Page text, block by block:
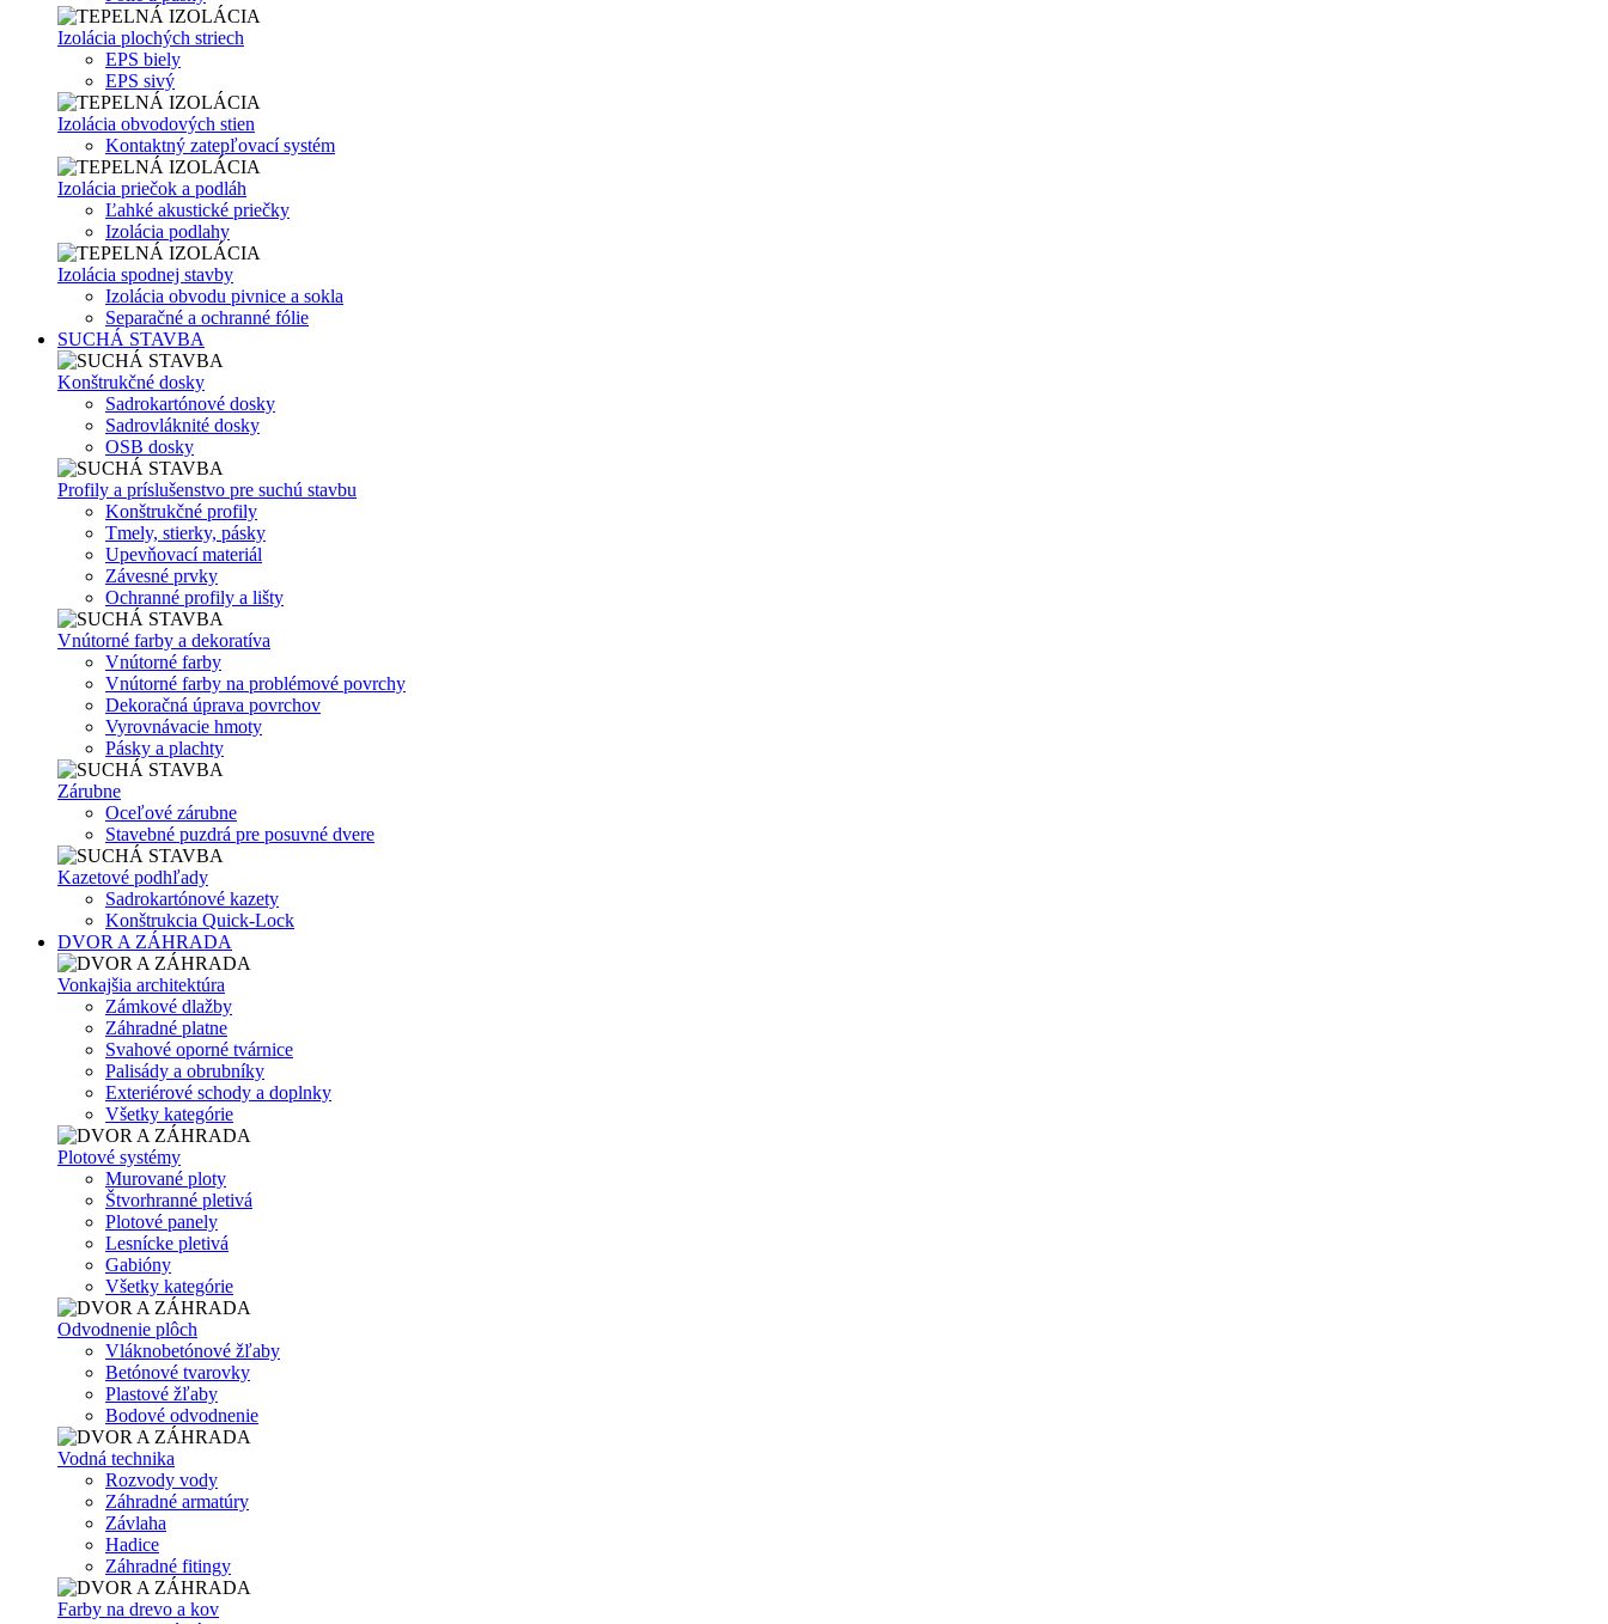
Izolácia plochých striech
EPS biely
EPS sivý
Izolácia obvodových stien
Kontaktný zatepľovací systém
Izolácia priečok a podláh
Ľahké akustické priečky
Izolácia podlahy
Izolácia spodnej stavby
Izolácia obvodu pivnice a sokla
Separačné a ochranné fólie
SUCHÁ STAVBA
Konštrukčné dosky
Sadrokartónové dosky
Sadrovláknité dosky
OSB dosky
Profily a príslušenstvo pre suchú stavbu
Konštrukčné profily
Tmely, stierky, pásky
Upevňovací materiál
Závesné prvky
Ochranné profily a lišty
Vnútorné farby a dekoratíva
Vnútorné farby
Vnútorné farby na problémové povrchy
Dekoračná úprava povrchov
Vyrovnávacie hmoty
Pásky a plachty
Zárubne
Oceľové zárubne
Stavebné puzdrá pre posuvné dvere
Kazetové podhľady
Sadrokartónové kazety
Konštrukcia Quick-Lock
DVOR A ZÁHRADA
Vonkajšia architektúra
Zámkové dlažby
Záhradné platne
Svahové oporné tvárnice
Palisády a obrubníky
Exteriérové schody a doplnky
Všetky kategórie
Plotové systémy
Murované ploty
Štvorhranné pletivá
Plotové panely
Lesnícke pletivá
Gabióny
Všetky kategórie
Odvodnenie plôch
Vláknobetónové žľaby
Betónové tvarovky
Plastové žľaby
Bodové odvodnenie
Vodná technika
Rozvody vody
Záhradné armatúry
Závlaha
Hadice
Záhradné fitingy
Farby na drevo a kov